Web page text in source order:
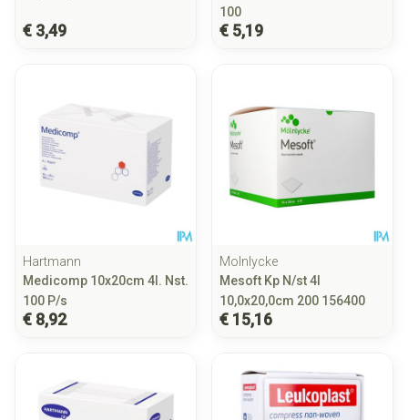
€ 3,49
100
€ 5,19
Hartmann
Medicomp 10x20cm 4l. Nst.
100 P/s
€ 8,92
Molnlycke
Mesoft Kp N/st 4l
10,0x20,0cm 200 156400
€ 15,16